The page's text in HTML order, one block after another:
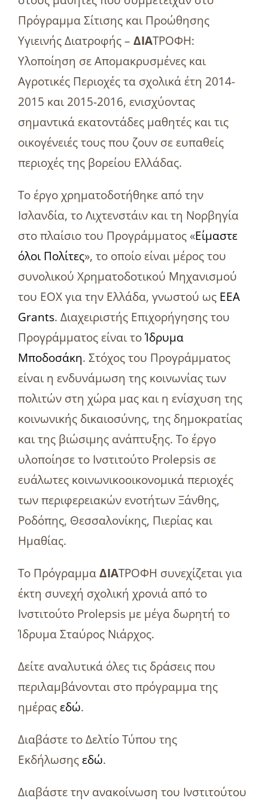
Πρόγραμμα Σίτισης και Προώθησης
Υγιεινής Διατροφής – ΔΙΑΤΡΟΦΗ:
Υλοποίηση σε Απομακρυσμένες και
Αγροτικές Περιοχές τα σχολικά έτη 2014-
2015 και 2015-2016, ενισχύοντας
σημαντικά εκατοντάδες μαθητές και τις
οικογένειές τους που ζουν σε ευπαθείς
περιοχές της βορείου Ελλάδας.
Το έργο χρηματοδοτήθηκε από την
Ισλανδία, το Λιχτενστάιν και τη Νορβηγία
στο πλαίσιο του Προγράμματος «Είμαστε
όλοι Πολίτες», το οποίο είναι μέρος του
συνολικού Χρηματοδοτικού Μηχανισμού
του ΕΟΧ για την Ελλάδα, γνωστού ως EEA
Grants. Διαχειριστής Επιχορήγησης του
Προγράμματος είναι τοΊδρυμα
Μποδοσάκη. Στόχος του Προγράμματος
είναι η ενδυνάμωση της κοινωνίας των
πολιτών στη χώρα μας και η ενίσχυση της
κοινωνικής δικαιοσύνης, της δημοκρατίας
και της βιώσιμης ανάπτυξης. Το έργο
υλοποίησε το Ινστιτούτο Prolepsis σε
ευάλωτες κοινωνικοοικονομικά περιοχές
των περιφερειακών ενοτήτων Ξάνθης,
Ροδόπης, Θεσσαλονίκης, Πιερίας και
Ημαθίας.
Το ΠρόγραμμαΔΙΑΤΡΟΦΗ συνεχίζεται για
έκτη συνεχή σχολική χρονιά από το
Ινστιτούτο Prolepsis με μέγα δωρητή το
Ίδρυμα Σταύρος Νιάρχος.
Δείτε αναλυτικά όλες τις δράσεις που
περιλαμβάνονται στο πρόγραμμα της
ημέραςεδώ.
Διαβάστε το Δελτίο Τύπου της
Εκδήλωσηςεδώ.
Διαβάστε την ανακοίνωση του Ινστιτούτου